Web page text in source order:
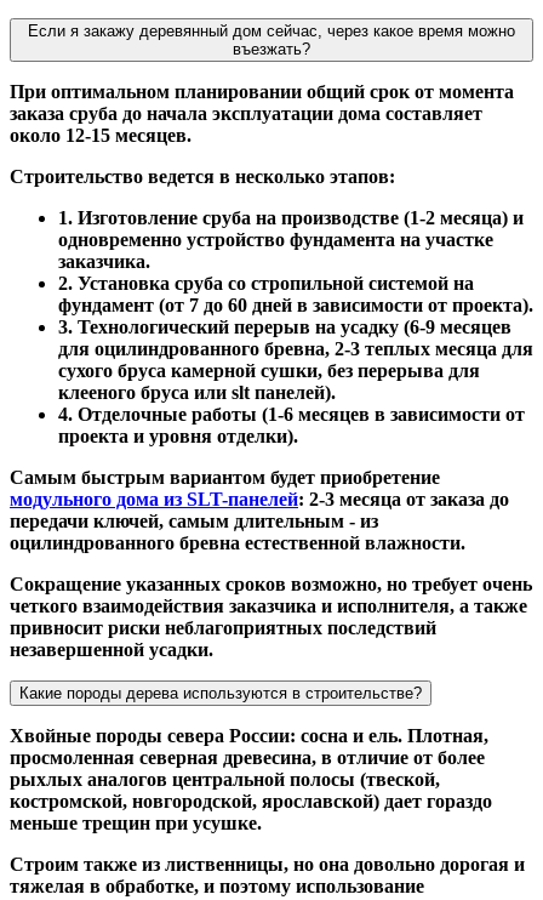
Если я закажу деревянный дом сейчас, через какое время можно
въезжать?
При оптимальном планировании общий срок от момента
заказа сруба до начала эксплуатации дома составляет
около 12-15 месяцев.
Строительство ведется в несколько этапов:
1. Изготовление сруба на производстве (1-2 месяца) и
одновременно устройство фундамента на участке
заказчика.
2. Установка сруба со стропильной системой на
фундамент (от 7 до 60 дней в зависимости от проекта).
3. Технологический перерыв на усадку (6-9 месяцев
для оцилиндрованного бревна, 2-3 теплых месяца для
сухого бруса камерной сушки, без перерыва для
клееного бруса или slt панелей).
4. Отделочные работы (1-6 месяцев в зависимости от
проекта и уровня отделки).
Самым быстрым вариантом будет приобретение
модульного дома из SLT-панелей: 2-3 месяца от заказа до
передачи ключей, самым длительным - из
оцилиндрованного бревна естественной влажности.
Сокращение указанных сроков возможно, но требует очень
четкого взаимодействия заказчика и исполнителя, а также
привносит риски неблагоприятных последствий
незавершенной усадки.
Какие породы дерева используются в строительстве?
Хвойные породы севера России: сосна и ель. Плотная,
просмоленная северная древесина, в отличие от более
рыхлых аналогов центральной полосы (твеской,
костромской, новгородской, ярославской) дает гораздо
меньше трещин при усушке.
Строим также из лиственницы, но она довольно дорогая и
тяжелая в обработке, и поэтому использование